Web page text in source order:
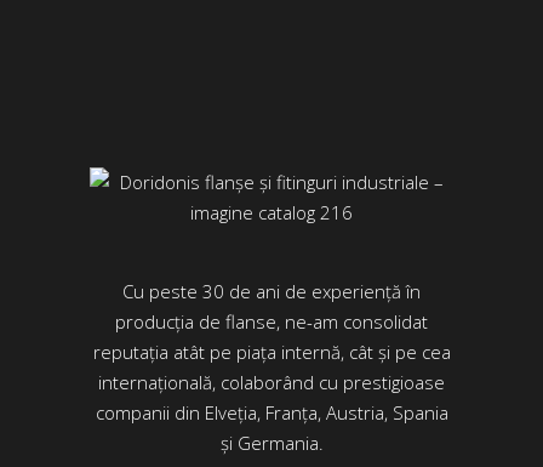
Cu peste 30 de ani de experiență în
producția de flanse, ne-am consolidat
reputația atât pe piața internă, cât și pe cea
internațională, colaborând cu prestigioase
companii din Elveția, Franța, Austria, Spania
și Germania.